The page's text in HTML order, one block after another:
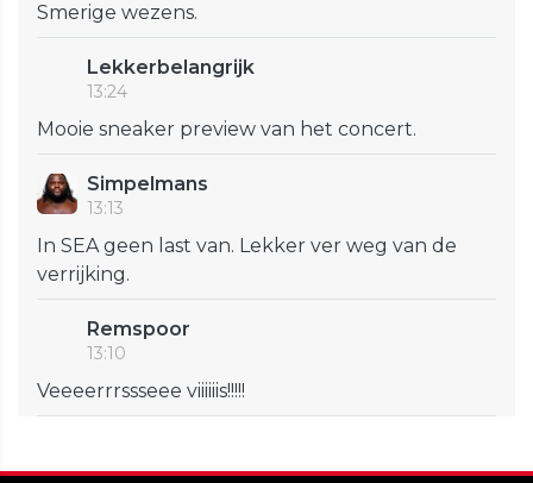
Smerige wezens.
Lekkerbelangrijk
13:24
Mooie sneaker preview van het concert.
Simpelmans
13:13
In SEA geen last van. Lekker ver weg van de
verrijking.
Remspoor
13:10
Veeeerrrssseee viiiiiis!!!!!